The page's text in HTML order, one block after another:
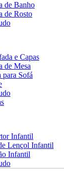
de Banho
de Rosto
e Capas
de Mesa
para Sofá
Infantil
Lençol Infantil
Infantil